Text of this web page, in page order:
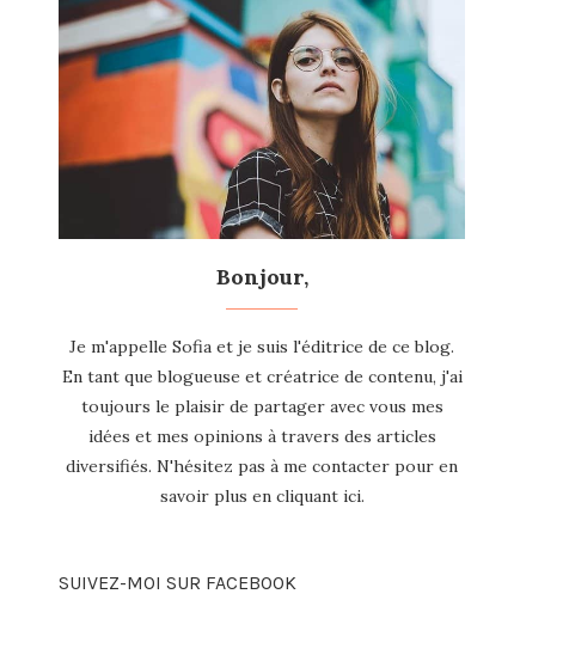
Bonjour,
Je m'appelle Sofia et je suis l'éditrice de ce blog.
En tant que blogueuse et créatrice de contenu, j'ai
toujours le plaisir de partager avec vous mes
idées et mes opinions à travers des articles
diversifiés. N'hésitez pas à me contacter pour en
savoir plus en cliquant ici.
SUIVEZ-MOI SUR FACEBOOK